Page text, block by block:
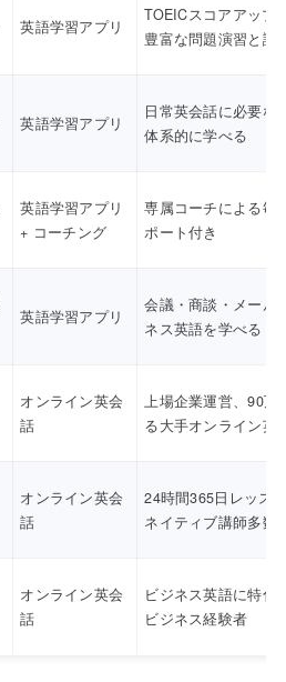
英語学習アプリ
TOEICスコアアップ
豊富な問題演習と講
英語学習アプリ
日常英会話に必要な
体系的に学べる
英語学習アプリ
+ コーチング
専属コーチによる毎
ポート付き
英語学習アプリ
会議・商談・メール
ネス英語を学べる
オンライン英会
話
上場企業運営、90万
る大手オンライン英
オンライン英会
話
24時間365日レッス
ネイティブ講師多数
オンライン英会
話
ビジネス英語に特化
ビジネス経験者